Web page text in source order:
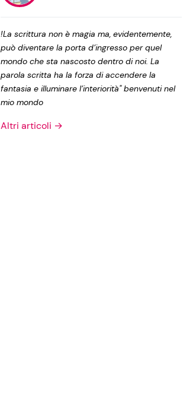
Privacy Policy
!La scrittura non è magia ma, evidentemente,
può diventare la porta d’ingresso per quel
mondo che sta nascosto dentro di noi. La
parola scritta ha la forza di accendere la
fantasia e illuminare l’interiorità" benvenuti nel
mio mondo
Altri articoli →